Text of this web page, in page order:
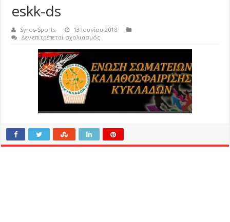
eskk-ds
Syros-Sports
13 Ιουνίου 2018
Δεν επιτρέπεται σχολιασμόςστο
ds